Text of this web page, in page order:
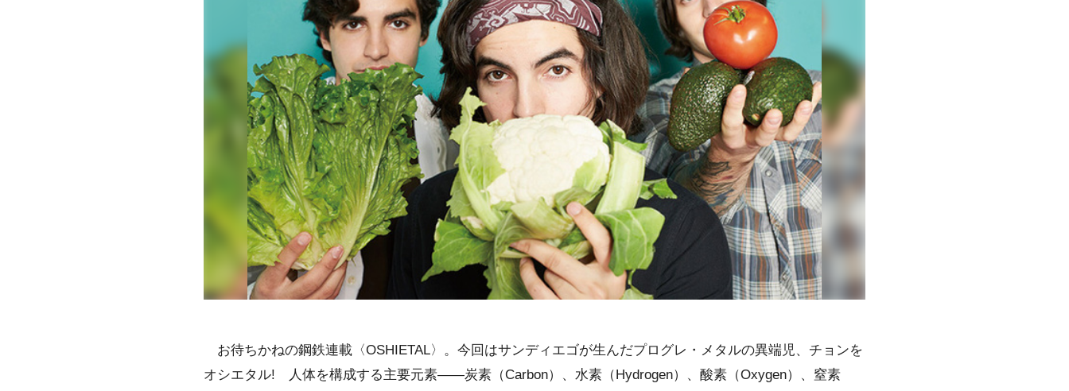
お待ちかねの鋼鉄連載〈OSHIETAL〉。今回はサンディエゴが生んだプログレ・メタルの異端児、チョンを
オシエタル! 人体を構成する主要元素――炭素（Carbon）、水素（Hydrogen）、酸素（Oxygen）、窒素